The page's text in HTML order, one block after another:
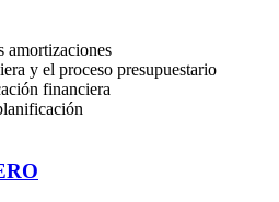
amortizaciones
y el proceso presupuestario
financiera